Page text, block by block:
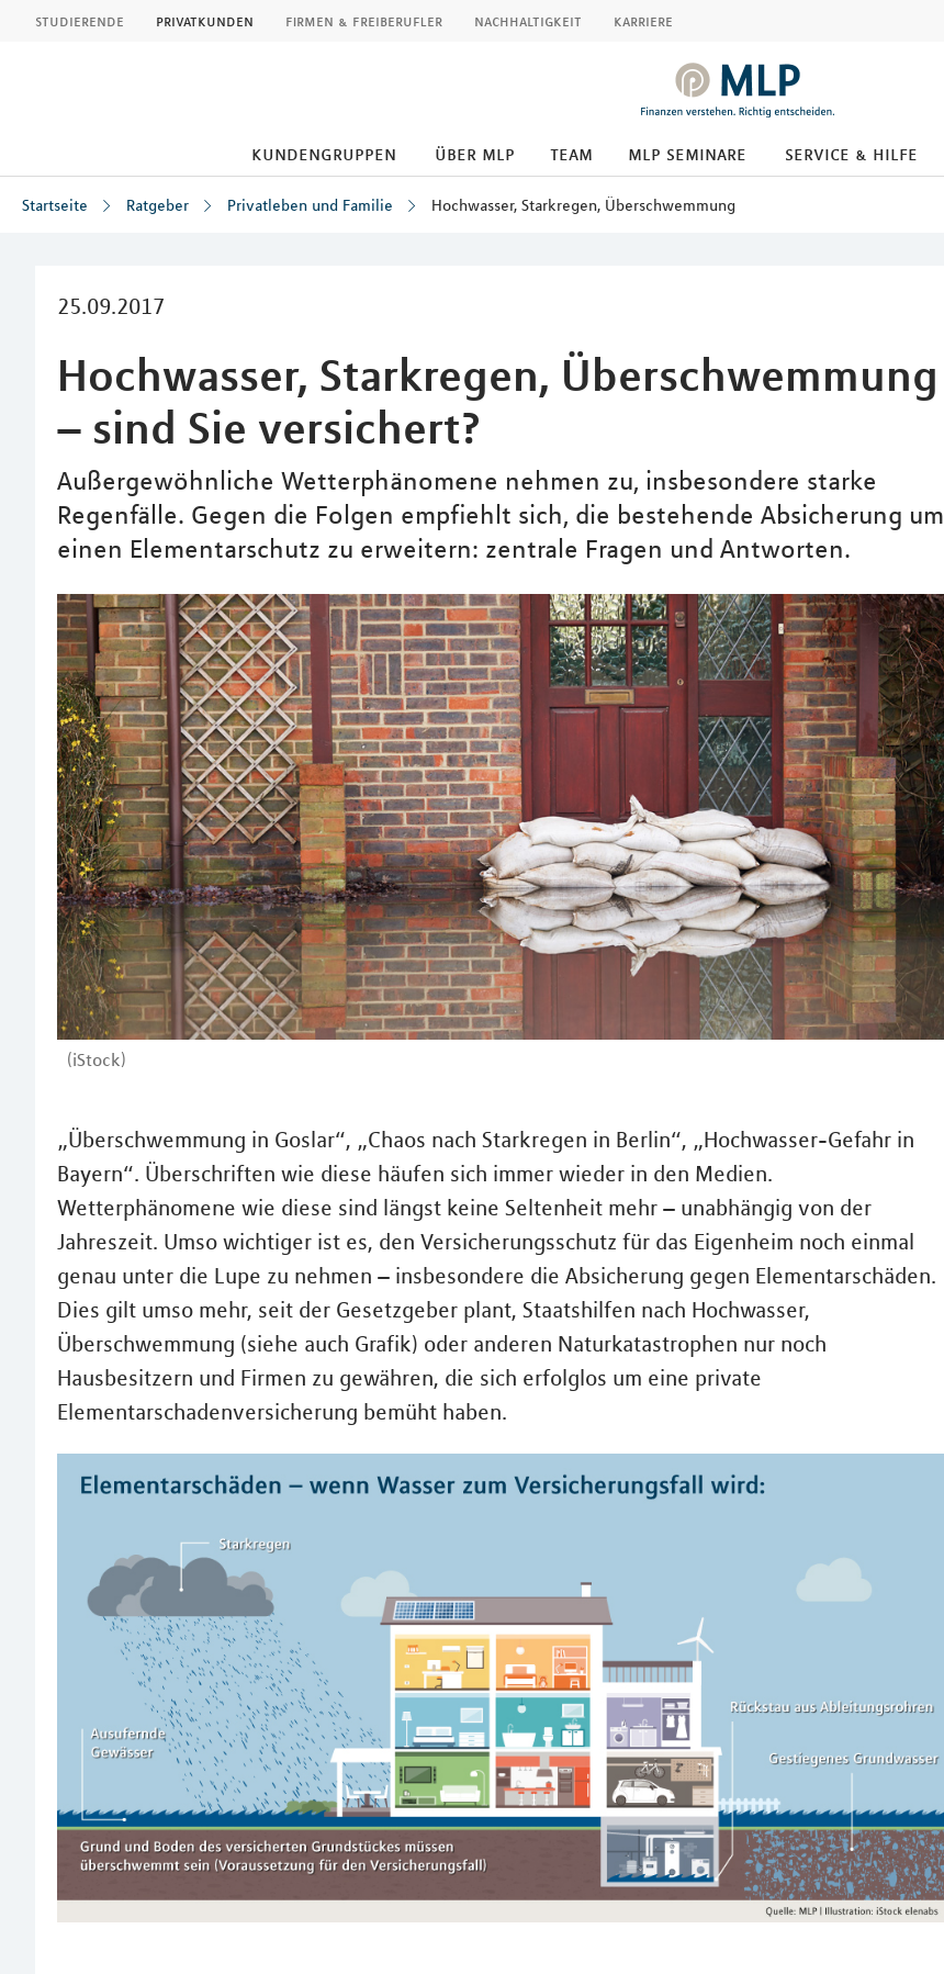
studierende privatkunden firmen & freiberufler nachhaltigkeit karriere
kundengruppen über mlp team mlp seminare service & hilfe
Startseite Ratgeber Privatleben und Familie Hochwasser, Starkregen, Überschwemmung
25.09.2017
Hochwasser, Starkregen, Überschwemmung
– sind Sie versichert?
Außergewöhnliche Wetterphänomene nehmen zu, insbesondere starke
Regenfälle. Gegen die Folgen empfiehlt sich, die bestehende Absicherung um
einen Elementarschutz zu erweitern: zentrale Fragen und Antworten.
(iStock)
„Überschwemmung in Goslar“, „Chaos nach Starkregen in Berlin“, „Hochwasser-Gefahr in
Bayern“. Überschriften wie diese häufen sich immer wieder in den Medien.
Wetterphänomene wie diese sind längst keine Seltenheit mehr – unabhängig von der
Jahreszeit. Umso wichtiger ist es, den Versicherungsschutz für das Eigenheim noch einmal
genau unter die Lupe zu nehmen – insbesondere die Absicherung gegen Elementarschäden.
Dies gilt umso mehr, seit der Gesetzgeber plant, Staatshilfen nach Hochwasser,
Überschwemmung (siehe auch Grafik) oder anderen Naturkatastrophen nur noch
Hausbesitzern und Firmen zu gewähren, die sich erfolglos um eine private
Elementarschadenversicherung bemüht haben.